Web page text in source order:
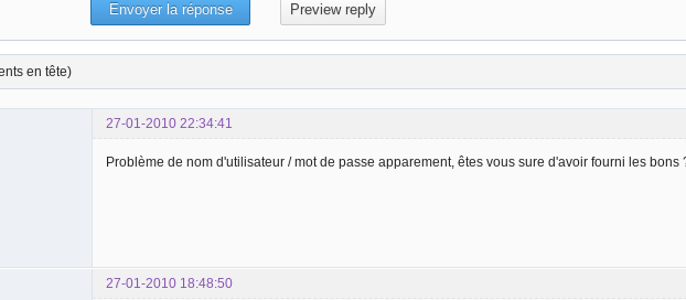
en tête)
27-01-2010 22:34:41
Problème de nom d'utilisateur / mot de passe apparement, êtes vous sure d'avoir fourni les bons
27-01-2010 18:48:50